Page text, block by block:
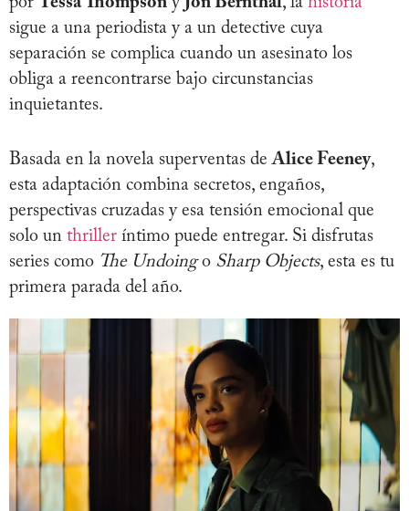
sigue a una periodista y a un detective cuya
separación se complica cuando un asesinato los
obliga a reencontrarse bajo circunstancias
inquietantes.
Basada en la novela superventas deAlice Feeney,
esta adaptación combina secretos, engaños,
perspectivas cruzadas y esa tensión emocional que
solo un thriller íntimo puede entregar. Si disfrutas
series como The Undoingo Sharp Objects, esta es tu
primera parada del año.